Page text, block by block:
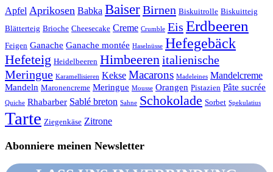
Apfel Aprikosen Babka BaiserBirnen Biskuitrolle Biskuitteig
Blätterteig Brioche Cheesecake Creme Crumble Eis Erdbeeren
Feigen Ganache Ganache montée Haselnüsse Hefegebäck
Hefeteig Heidelbeeren Himbeeren italienische
Meringue Karamellisieren Kekse Macarons Madeleines Mandelcreme
Mandeln Maronencreme Meringue Mousse Orangen Pistazien Pâte sucrée
Quiche Rhabarber Sablé breton Sahne Schokolade Sorbet Spekulatius
Tarte Ziegenkäse Zitrone
Abonniere meinen Newsletter